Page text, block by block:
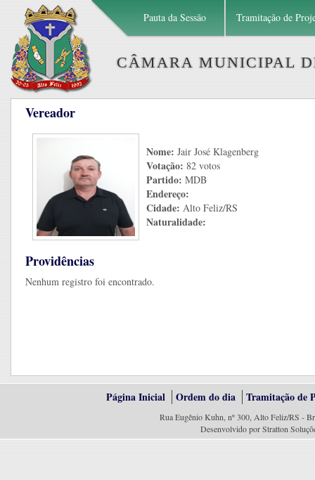
Pauta da Sessão Tramitação de
CÂMARA MUNICIPAL
Vereador
Nome: Jair José Klagenberg
Votação: 82 votos
Partido: MDB
Endereço:
Cidade: Alto Feliz/RS
Naturalidade:
Providências
Nenhum registro foi encontrado.
Página Inicial Ordem do dia Tramitação de
Rua Eugênio Kuhn, nº 300, Alto Feliz/RS -
Desenvolvido por Stratton